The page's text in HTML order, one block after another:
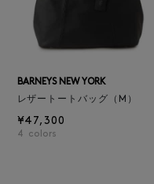
BARNEYS NEW YORK
レザートートバッグ（M）
¥47,300
4 colors